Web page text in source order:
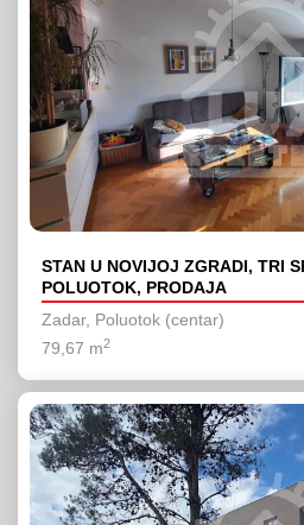
STAN U NOVIJOJ ZGRADI, TRI
POLUOTOK, PRODAJA
Zadar, Poluotok (centar)
79,67 m2